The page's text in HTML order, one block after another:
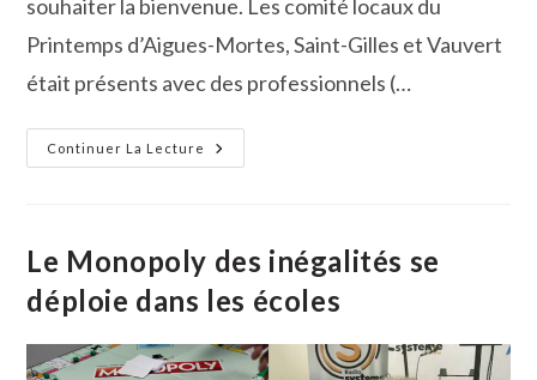
souhaiter la bienvenue. Les comité locaux du
Printemps d’Aigues-Mortes, Saint-Gilles et Vauvert
était présents avec des professionnels (…
Continuer La Lecture
Les
Scolaires
Autour
D’une
Originale
Du
Le Monopoly des inégalités se
déploie dans les écoles